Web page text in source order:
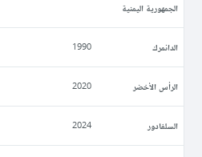
الجمهورية اليمنية
الدانمرك 1990
الرأس الأخضر 2020
السلفادور 2024